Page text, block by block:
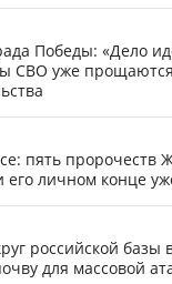
Победы: «Дело
СВО уже
пять пророчеств
его личном конце
российской
для массовой